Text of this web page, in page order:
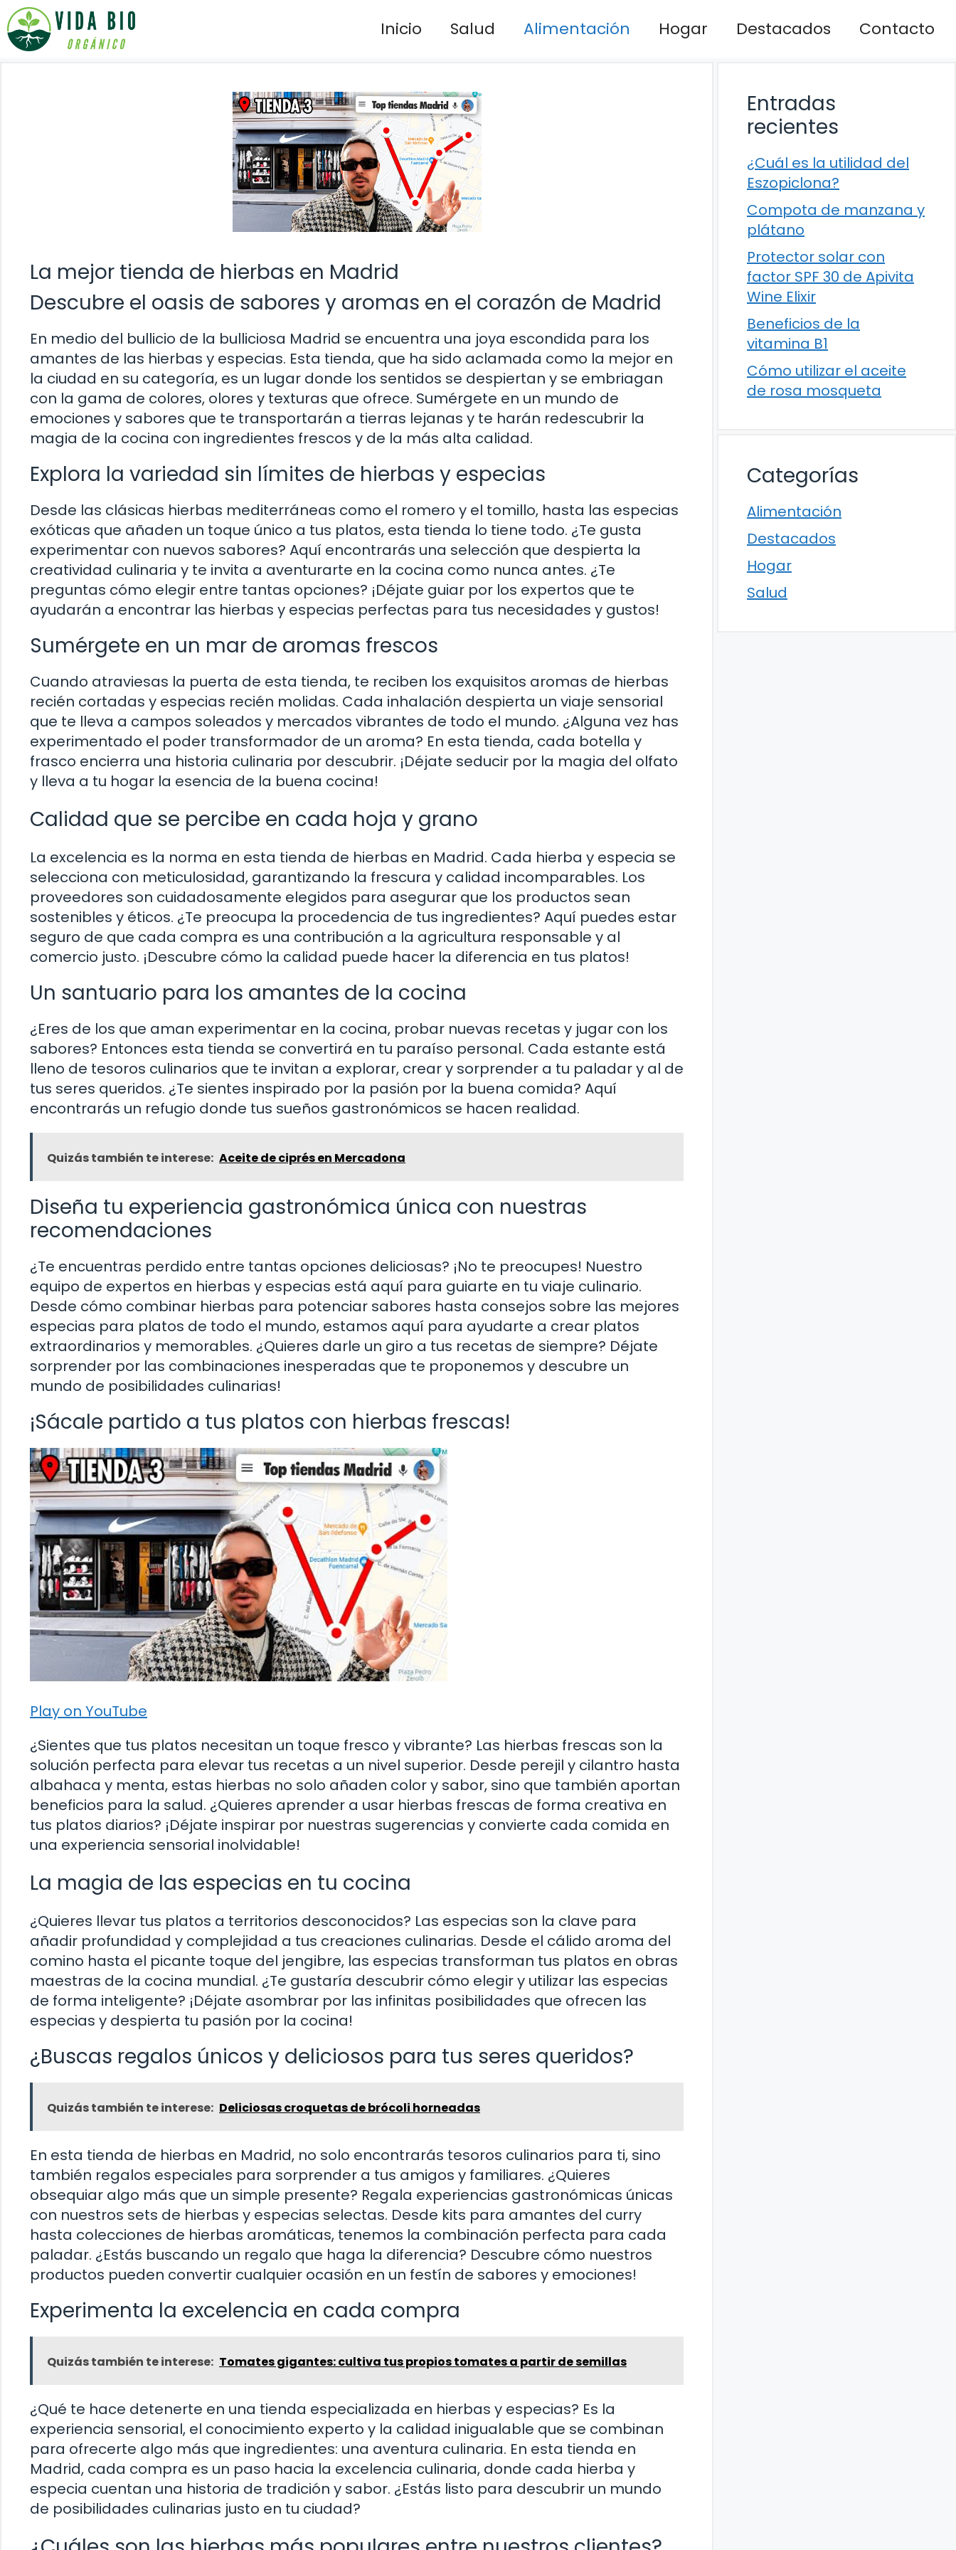
Saltar
al
contenido
Inicio Salud Alimentación Hogar Destacados Contacto
La mejor tienda de hierbas en Madrid
Descubre el oasis de sabores y aromas en el corazón de Madrid
En medio del bullicio de la bulliciosa Madrid se encuentra una joya escondida para los
amantes de las hierbas y especias. Esta tienda, que ha sido aclamada como la mejor en
la ciudad en su categoría, es un lugar donde los sentidos se despiertan y se embriagan
con la gama de colores, olores y texturas que ofrece. Sumérgete en un mundo de
emociones y sabores que te transportarán a tierras lejanas y te harán redescubrir la
magia de la cocina con ingredientes frescos y de la más alta calidad.
Explora la variedad sin límites de hierbas y especias
Desde las clásicas hierbas mediterráneas como el romero y el tomillo, hasta las especias
exóticas que añaden un toque único a tus platos, esta tienda lo tiene todo. ¿Te gusta
experimentar con nuevos sabores? Aquí encontrarás una selección que despierta la
creatividad culinaria y te invita a aventurarte en la cocina como nunca antes. ¿Te
preguntas cómo elegir entre tantas opciones? ¡Déjate guiar por los expertos que te
ayudarán a encontrar las hierbas y especias perfectas para tus necesidades y gustos!
Sumérgete en un mar de aromas frescos
Cuando atraviesas la puerta de esta tienda, te reciben los exquisitos aromas de hierbas
recién cortadas y especias recién molidas. Cada inhalación despierta un viaje sensorial
que te lleva a campos soleados y mercados vibrantes de todo el mundo. ¿Alguna vez has
experimentado el poder transformador de un aroma? En esta tienda, cada botella y
frasco encierra una historia culinaria por descubrir. ¡Déjate seducir por la magia del olfato
y lleva a tu hogar la esencia de la buena cocina!
Calidad que se percibe en cada hoja y grano
La excelencia es la norma en esta tienda de hierbas en Madrid. Cada hierba y especia se
selecciona con meticulosidad, garantizando la frescura y calidad incomparables. Los
proveedores son cuidadosamente elegidos para asegurar que los productos sean
sostenibles y éticos. ¿Te preocupa la procedencia de tus ingredientes? Aquí puedes estar
seguro de que cada compra es una contribución a la agricultura responsable y al
comercio justo. ¡Descubre cómo la calidad puede hacer la diferencia en tus platos!
Un santuario para los amantes de la cocina
¿Eres de los que aman experimentar en la cocina, probar nuevas recetas y jugar con los
sabores? Entonces esta tienda se convertirá en tu paraíso personal. Cada estante está
lleno de tesoros culinarios que te invitan a explorar, crear y sorprender a tu paladar y al de
tus seres queridos. ¿Te sientes inspirado por la pasión por la buena comida? Aquí
encontrarás un refugio donde tus sueños gastronómicos se hacen realidad.
Quizás también te interese: Aceite de ciprés en Mercadona
Diseña tu experiencia gastronómica única con nuestras
recomendaciones
¿Te encuentras perdido entre tantas opciones deliciosas? ¡No te preocupes! Nuestro
equipo de expertos en hierbas y especias está aquí para guiarte en tu viaje culinario.
Desde cómo combinar hierbas para potenciar sabores hasta consejos sobre las mejores
especias para platos de todo el mundo, estamos aquí para ayudarte a crear platos
extraordinarios y memorables. ¿Quieres darle un giro a tus recetas de siempre? Déjate
sorprender por las combinaciones inesperadas que te proponemos y descubre un
mundo de posibilidades culinarias!
¡Sácale partido a tus platos con hierbas frescas!
Play on YouTube
¿Sientes que tus platos necesitan un toque fresco y vibrante? Las hierbas frescas son la
solución perfecta para elevar tus recetas a un nivel superior. Desde perejil y cilantro hasta
albahaca y menta, estas hierbas no solo añaden color y sabor, sino que también aportan
beneficios para la salud. ¿Quieres aprender a usar hierbas frescas de forma creativa en
tus platos diarios? ¡Déjate inspirar por nuestras sugerencias y convierte cada comida en
una experiencia sensorial inolvidable!
La magia de las especias en tu cocina
¿Quieres llevar tus platos a territorios desconocidos? Las especias son la clave para
añadir profundidad y complejidad a tus creaciones culinarias. Desde el cálido aroma del
comino hasta el picante toque del jengibre, las especias transforman tus platos en obras
maestras de la cocina mundial. ¿Te gustaría descubrir cómo elegir y utilizar las especias
de forma inteligente? ¡Déjate asombrar por las infinitas posibilidades que ofrecen las
especias y despierta tu pasión por la cocina!
¿Buscas regalos únicos y deliciosos para tus seres queridos?
Quizás también te interese: Deliciosas croquetas de brócoli horneadas
En esta tienda de hierbas en Madrid, no solo encontrarás tesoros culinarios para ti, sino
también regalos especiales para sorprender a tus amigos y familiares. ¿Quieres
obsequiar algo más que un simple presente? Regala experiencias gastronómicas únicas
con nuestros sets de hierbas y especias selectas. Desde kits para amantes del curry
hasta colecciones de hierbas aromáticas, tenemos la combinación perfecta para cada
paladar. ¿Estás buscando un regalo que haga la diferencia? Descubre cómo nuestros
productos pueden convertir cualquier ocasión en un festín de sabores y emociones!
Experimenta la excelencia en cada compra
Quizás también te interese: Tomates gigantes: cultiva tus propios tomates a partir de semillas
¿Qué te hace detenerte en una tienda especializada en hierbas y especias? Es la
experiencia sensorial, el conocimiento experto y la calidad inigualable que se combinan
para ofrecerte algo más que ingredientes: una aventura culinaria. En esta tienda en
Madrid, cada compra es un paso hacia la excelencia culinaria, donde cada hierba y
especia cuentan una historia de tradición y sabor. ¿Estás listo para descubrir un mundo
de posibilidades culinarias justo en tu ciudad?
Entradas
recientes
¿Cuál es la utilidad del
Eszopiclona?
Compota de manzana y
plátano
Protector solar con
factor SPF 30 de Apivita
Wine Elixir
Beneficios de la
vitamina B1
Cómo utilizar el aceite
de rosa mosqueta
Categorías
Alimentación
Destacados
Hogar
Salud